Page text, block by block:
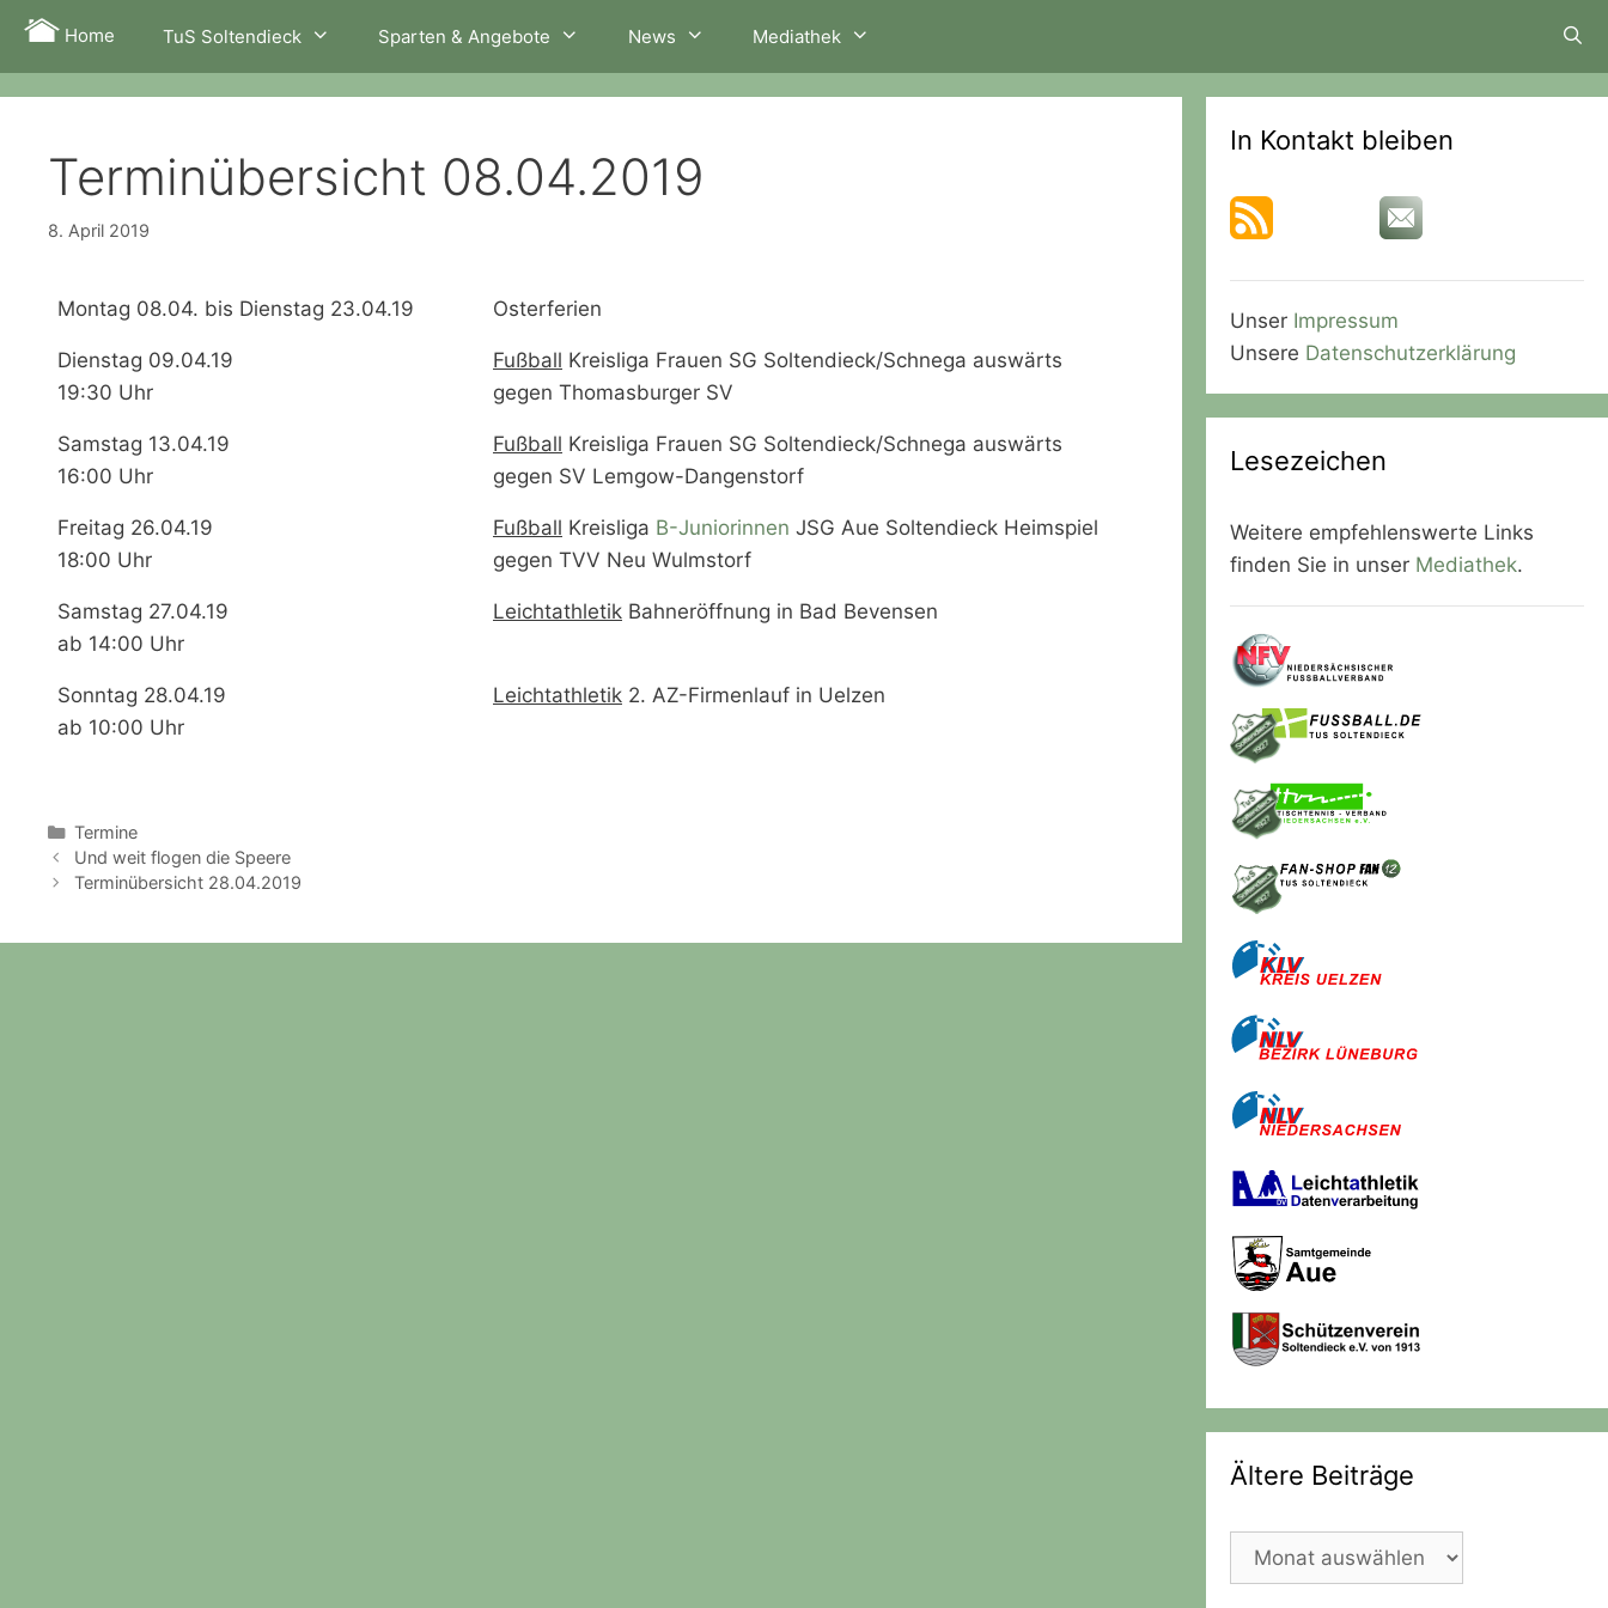
Zum
Inhalt
springen
Home TuS Soltendieck Sparten & Angebote News Mediathek
Terminübersicht 08.04.2019
8. April 2019
Montag 08.04. bis Dienstag 23.04.19 Osterferien
Dienstag 09.04.19
19:30 Uhr
Fußball Kreisliga Frauen SG Soltendieck/Schnega auswärts
gegen Thomasburger SV
Samstag 13.04.19
16:00 Uhr
Fußball Kreisliga Frauen SG Soltendieck/Schnega auswärts
gegen SV Lemgow-Dangenstorf
Freitag 26.04.19
18:00 Uhr
Fußball Kreisliga B-Juniorinnen JSG Aue Soltendieck Heimspiel
gegen TVV Neu Wulmstorf
Samstag 27.04.19
ab 14:00 Uhr
Leichtathletik Bahneröffnung in Bad Bevensen
Sonntag 28.04.19
ab 10:00 Uhr
Leichtathletik 2. AZ-Firmenlauf in Uelzen
Kategorien
Termine
Und weit flogen die Speere
Terminübersicht 28.04.2019
In Kontakt bleiben
Unser Impressum
Unsere Datenschutzerklärung
Lesezeichen
Weitere empfehlenswerte Links
finden Sie in unser Mediathek.
Ältere Beiträge
Ältere
Beiträge